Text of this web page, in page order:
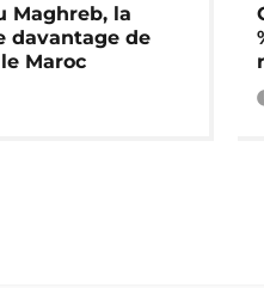
Maghreb, la
davantage de
Maroc